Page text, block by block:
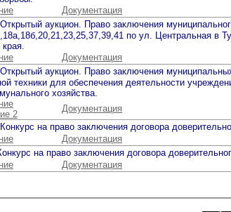
Документация
Открытый аукцион. Право заключения
по ул. Центральная в
края.
Документация
Открытый аукцион. Право заключения
техники для обеспечения деятельности
хозяйства.
2
Документация
Конкурс на право заключения договора
Документация
на право заключения договора
Документация